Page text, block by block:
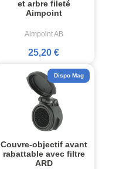
et arbre fileté
Aimpoint
Aimpoint AB
25,20 €
Couvre-objectif avant
rabattable avec filtre
ARD
Dispo Mag